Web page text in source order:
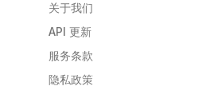
关于我们
API 更新
服务条款
隐私政策